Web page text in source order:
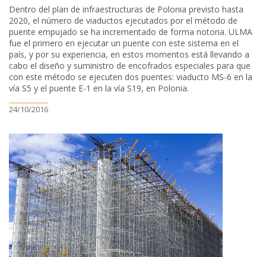
Dentro del plan de infraestructuras de Polonia previsto hasta
2020, el número de viaductos ejecutados por el método de
puente empujado se ha incrementado de forma notoria. ULMA
fue el primero en ejecutar un puente con este sistema en el
país, y por su experiencia, en estos momentos está llevando a
cabo el diseño y suministro de encofrados especiales para que
con este método se ejecuten dos puentes: viaducto MS-6 en la
vía S5 y el puente E-1 en la vía S19, en Polonia.
24/10/2016